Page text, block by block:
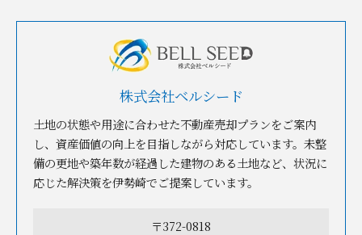
株式会社ベルシード
土地の状態や用途に合わせた不動産売却プランをご案内
し、資産価値の向上を目指しながら対応しています。未整
備の更地や築年数が経過した建物のある土地など、状況に
応じた解決策を伊勢崎でご提案しています。
〒372-0818